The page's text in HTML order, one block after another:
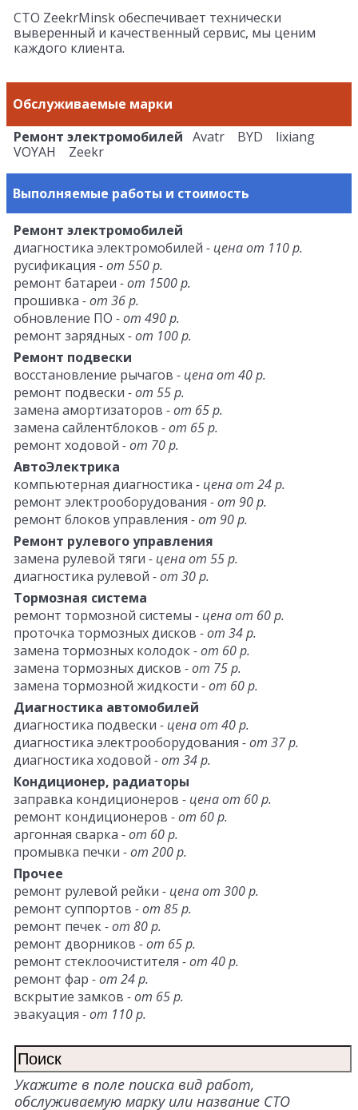
СТО ZeekrMinsk обеспечивает технически
выверенный и качественный сервис, мы ценим
каждого клиента.
Обслуживаемые марки
Ремонт электромобилей Avatr BYD lixiang
VOYAH Zeekr
Выполняемые работы и стоимость
Ремонт электромобилей
диагностика электромобилей - цена от 110 р.
русификация - от 550 р.
ремонт батареи - от 1500 р.
прошивка - от 36 р.
обновление ПО - от 490 р.
ремонт зарядных- от 100 р.
Ремонт подвески
восстановление рычагов - цена от 40 р.
ремонт подвески - от 55 р.
замена амортизаторов - от 65 р.
замена сайлентблоков - от 65 р.
ремонт ходовой - от 70 р.
АвтоЭлектрика
компьютерная диагностика - цена от 24 р.
ремонт электрооборудования - от 90 р.
ремонт блоков управления - от 90 р.
Ремонт рулевого управления
замена рулевой тяги - цена от 55 р.
диагностика рулевой - от 30 р.
Тормозная система
ремонт тормозной системы - цена от 60 р.
проточка тормозных дисков - от 34 р.
замена тормозных колодок- от 60 р.
замена тормозных дисков - от 75 р.
замена тормозной жидкости - от 60 р.
Диагностика автомобилей
диагностика подвески - цена от 40 р.
диагностика электрооборудования - от 37 р.
диагностика ходовой - от 34 р.
Кондиционер, радиаторы
заправка кондиционеров - цена от 60 р.
ремонт кондиционеров - от 60 р.
аргонная сварка - от 60 р.
промывка печки - от 200 р.
Прочее
ремонт рулевой рейки - цена от 300 р.
ремонт суппортов - от 85 р.
ремонт печек- от 80 р.
ремонт дворников - от 65 р.
ремонт стеклоочистителя - от 40 р.
ремонт фар - от 24 р.
вскрытие замков - от 65 р.
эвакуация - от 110 р.
Укажите в поле поиска вид работ,
обслуживаемую марку или название СТО